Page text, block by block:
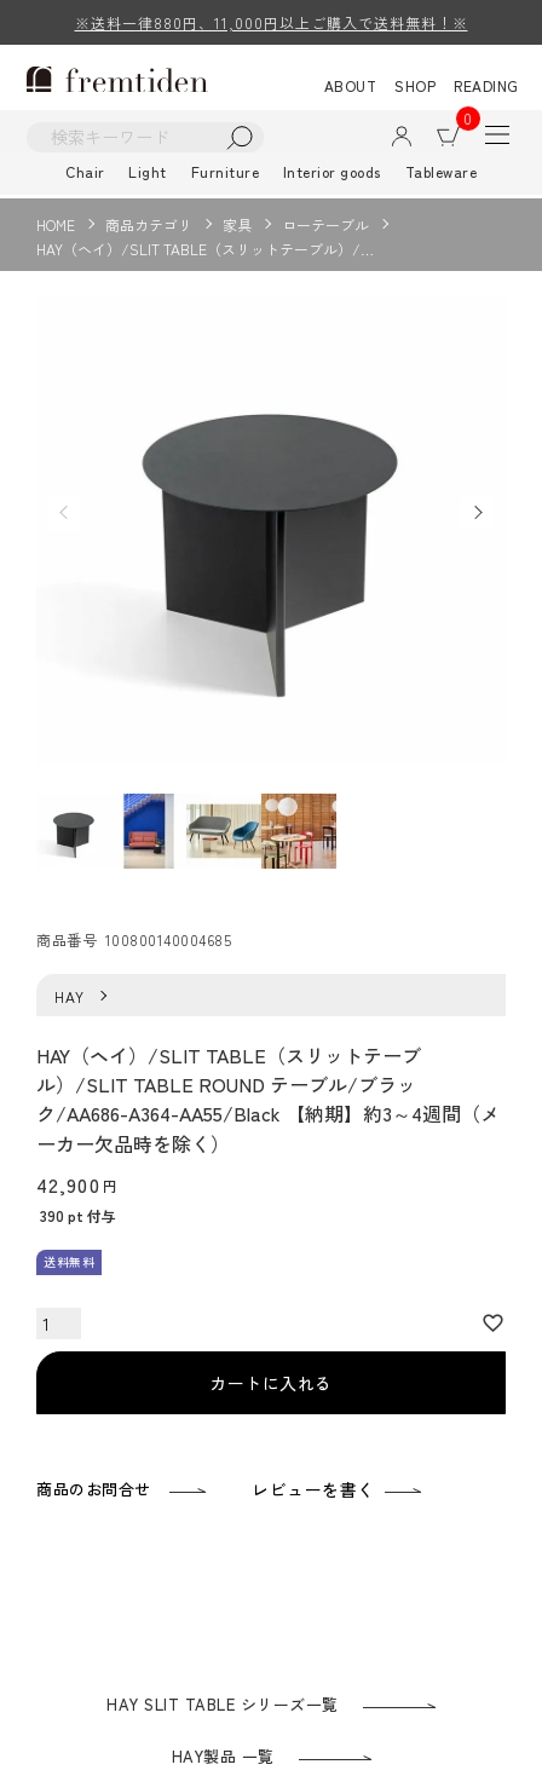
※送料一律880円、11,000円以上ご購入で送料無料！※
ABOUT SHOP
READING
0
Chair Light Furniture Interior goods Tableware
HOME 商品カテゴリ 家具
ローテーブル
HAY（ヘイ）/SLIT TABLE（スリットテーブル）/…
商品番号 100800140004685
HAY
HAY（ヘイ）/SLIT TABLE（スリットテーブ
ル）/SLIT TABLE ROUND テーブル/ブラッ
ク/AA686-A364-AA55/Black 【納期】約3～4週間（メ
ーカー欠品時を除く）
42,900
390 pt 付与
送料無料
カートに入れる
商品のお問合せ レビューを書く
HAY SLIT TABLE シリーズ一覧
HAY製品 一覧